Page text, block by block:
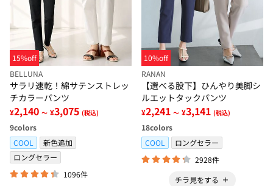
15%off
BELLUNA
サラリ速乾！綿サテンストレッ
チカラーパンツ
¥2,140 ～ ¥3,075 (税込)
9colors
COOL
新色追加
ロングセラー
1096件
10%off
RANAN
【選べる股下】ひんやり美脚シ
ルエットタックパンツ
¥2,241 ～ ¥3,141 (税込)
18colors
COOL
ロングセラー
2928件
チラ見をする